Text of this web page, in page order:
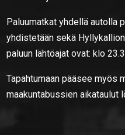
Paluumatkat yhdellä autolla
yhdistetään sekä
paluun lähtöajat ovat: klo
Tapahtumaan pääsee myös
maakuntabussien aikataulut